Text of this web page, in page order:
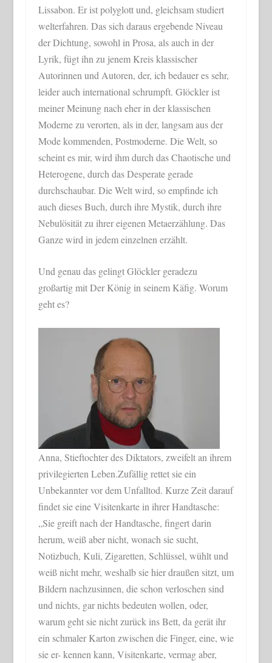
Lissabon. Er ist polyglott und, gleichsam studiert
welterfahren. Das sich daraus ergebende Niveau
der Dichtung, sowohl in Prosa, als auch in der
Lyrik, fügt ihn zu jenem Kreis klassischer
Autorinnen und Autoren, der, ich bedauer es sehr,
leider auch international schrumpft. Glöckler ist
meiner Meinung nach eher in der klassischen
Moderne zu verorten, als in der, langsam aus der
Mode kommenden, Postmoderne. Die Welt, so
scheint es mir, wird ihm durch das Chaotische und
Heterogene, durch das Desperate gerade
durchschaubar. Die Welt wird, so empfinde ich
auch dieses Buch, durch ihre Mystik, durch ihre
Nebulösität zu ihrer eigenen Metaerzählung. Das
Ganze wird in jedem einzelnen erzählt.
Und genau das gelingt Glöckler geradezu
großartig mit Der König in seinem Käfig. Worum
geht es?
Anna, Stieftochter des Diktators, zweifelt an ihrem
privilegierten Leben.Zufällig rettet sie ein
Unbekannter vor dem Unfalltod. Kurze Zeit darauf
findet sie eine Visitenkarte in ihrer Handtasche:
„Sie greift nach der Handtasche, fingert darin
herum, weiß aber nicht, wonach sie sucht,
Notizbuch, Kuli, Zigaretten, Schlüssel, wühlt und
weiß nicht mehr, weshalb sie hier draußen sitzt, um
Bildern nachzusinnen, die schon verloschen sind
und nichts, gar nichts bedeuten wollen, oder,
warum geht sie nicht zurück ins Bett, da gerät ihr
ein schmaler Karton zwischen die Finger, eine, wie
sie er- kennen kann, Visitenkarte, vermag aber,